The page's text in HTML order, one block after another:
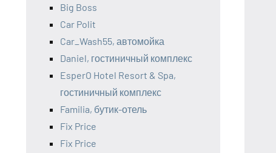
Big Boss
Car Polit
Car_Wash55, автомойка
Daniel, гостиничный комплекс
EsperO Hotel Resort & Spa,
гостиничный комплекс
Familia, бутик-отель
Fix Price
Fix Price